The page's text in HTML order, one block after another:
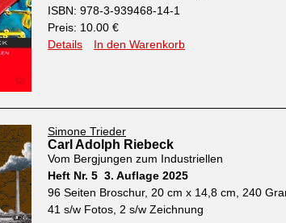
ISBN: 978-3-939468-14-1
Preis: 10.00 €
Details
In den Warenkorb
Simone Trieder
Carl Adolph Riebeck
Vom Bergjungen zum Industriellen
Heft Nr. 5 3. Auflage 2025
96 Seiten Broschur, 20 cm x 14,8 cm, 240
41 s/w Fotos, 2 s/w Zeichnung